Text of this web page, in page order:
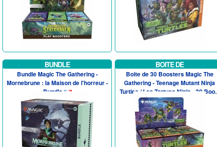
BUNDLE
Bundle Magic The Gathering -
Mornebrune : la Maison de l'horreur -
Bundle
BOITE DE
Boite de 30 Boosters Magic The
Gathering - Teenage Mutant Ninja
Turtles / Les Tortues Ninja - 30